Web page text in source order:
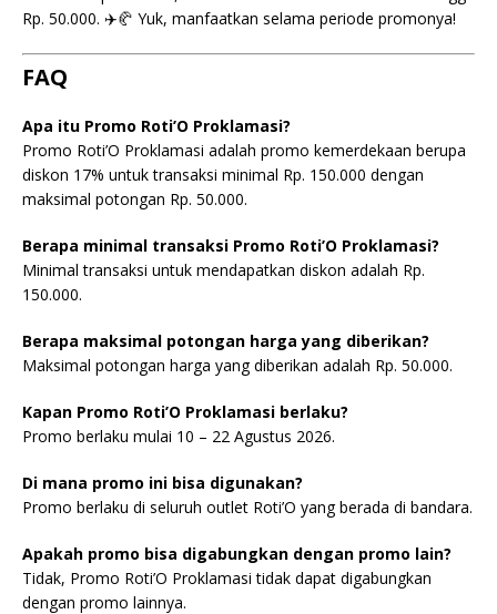
Rp. 50.000. ✈️🥐 Yuk, manfaatkan selama periode promonya!
FAQ
Apa itu Promo Roti’O Proklamasi?
Promo Roti’O Proklamasi adalah promo kemerdekaan berupa
diskon 17% untuk transaksi minimal Rp. 150.000 dengan
maksimal potongan Rp. 50.000.
Berapa minimal transaksi Promo Roti’O Proklamasi?
Minimal transaksi untuk mendapatkan diskon adalah Rp.
150.000.
Berapa maksimal potongan harga yang diberikan?
Maksimal potongan harga yang diberikan adalah Rp. 50.000.
Kapan Promo Roti’O Proklamasi berlaku?
Promo berlaku mulai 10 – 22 Agustus 2026.
Di mana promo ini bisa digunakan?
Promo berlaku di seluruh outlet Roti’O yang berada di bandara.
Apakah promo bisa digabungkan dengan promo lain?
Tidak, Promo Roti’O Proklamasi tidak dapat digabungkan
dengan promo lainnya.